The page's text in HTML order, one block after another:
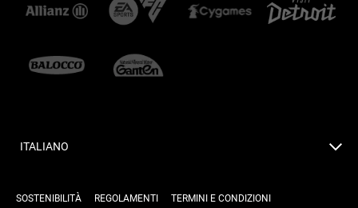
ITALIANO
SOSTENIBILITÀ REGOLAMENTI TERMINI E CONDIZIONI